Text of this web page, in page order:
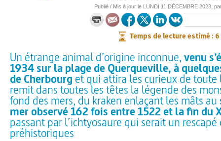
Publié / Mis à jour le LUNDI 11 DÉCEMBRE 2023 ,
Temps de lecture estimé : 6
Un étrange animal d’origine inconnue,venu
1934 sur la plage de Querqueville, à
de Cherbourg et qui attira les curieux de toute
remit dans toutes les têtes la légende des
fond des mers, du kraken enlaçant les mâts au
mer observé 162 fois entre 1522 et la fin du
passant par l’ichtyosaure qui serait un
préhistoriques